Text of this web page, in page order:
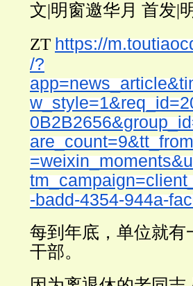
文|明窗邀华月 首发|
ZT https://
/?
-badd-4354-944a-
每到年底，单位就
干部。